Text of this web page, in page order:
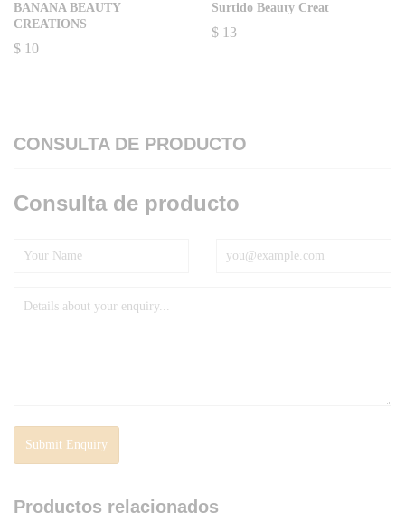
BANANA BEAUTY
CREATIONS
$ 10
Surtido Beauty Creat
$ 13
CONSULTA DE PRODUCTO
Consulta de producto
Productos relacionados